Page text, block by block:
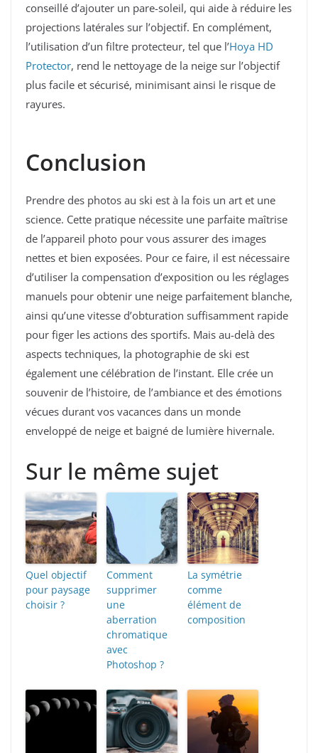
conseillé d’ajouter un pare-soleil, qui aide à réduire les
projections latérales sur l’objectif. En complément,
l’utilisation d’un filtre protecteur, tel que l’Hoya HD
Protector, rend le nettoyage de la neige sur l’objectif
plus facile et sécurisé, minimisant ainsi le risque de
rayures.
Conclusion
Prendre des photos au ski est à la fois un art et une
science. Cette pratique nécessite une parfaite maîtrise
de l’appareil photo pour vous assurer des images
nettes et bien exposées. Pour ce faire, il est nécessaire
d’utiliser la compensation d’exposition ou les réglages
manuels pour obtenir une neige parfaitement blanche,
ainsi qu’une vitesse d’obturation suffisamment rapide
pour figer les actions des sportifs. Mais au-delà des
aspects techniques, la photographie de ski est
également une célébration de l’instant. Elle crée un
souvenir de l’histoire, de l’ambiance et des émotions
vécues durant vos vacances dans un monde
enveloppé de neige et baigné de lumière hivernale.
Sur le même sujet
Quel objectif
pour paysage
choisir ?
Comment
supprimer
une
aberration
chromatique
avec
Photoshop ?
La symétrie
comme
élément de
composition